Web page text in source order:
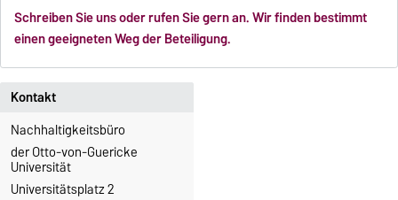
Schreiben Sie uns oder rufen Sie gern an. Wir finden bestimmt
einen geeigneten Weg der Beteiligung.
Kontakt
Nachhaltigkeitsbüro
der Otto-von-Guericke
Universität
Universitätsplatz 2